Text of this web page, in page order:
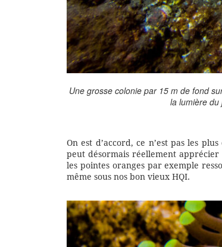
Une grosse colonie par 15 m de fond
la lumière du
On est d’accord, ce n’est pas les
peut désormais réellement apprécier
les pointes oranges par exemple
même sous nos bon vieux HQI.